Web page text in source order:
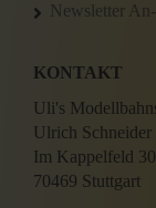
Newsletter
KONTAKT
Uli's
Ulrich Schneider
Im Kappelfeld 30
70469 Stuttgart